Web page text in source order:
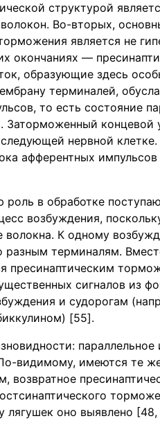
структурой
Во-вторых,
является не
окончаниях —
образующие здесь
терминалей,
то есть состояние
концевой
нервной
афферентных
роль в обработке
возбуждения,
волокна. К одному
разным терминалям.
пресинаптическим
сигналов из
и судорогам
[55].
параллельное
видимому, имеются те
возвратное
оно выявлено [48,